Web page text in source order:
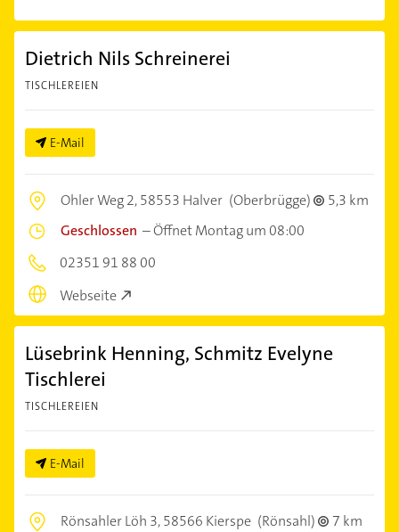
Dietrich Nils Schreinerei
TISCHLEREIEN
E-Mail
Ohler Weg 2,58553 Halver (Oberbrügge)
5,3 km
Geschlossen –Öffnet Montag um 08:00
02351 91 88 00
Webseite
Lüsebrink Henning, Schmitz Evelyne
Tischlerei
TISCHLEREIEN
E-Mail
Rönsahler Löh 3,58566 Kierspe (Rönsahl)
7 km